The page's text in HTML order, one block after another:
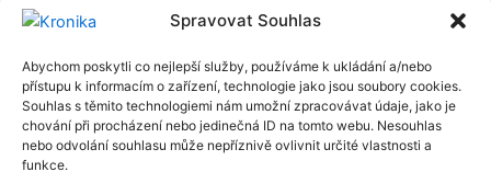
Spravovat Souhlas
Abychom poskytli co nejlepší služby, používáme k ukládání a/nebo
přístupu k informacím o zařízení, technologie jako jsou soubory cookies.
Souhlas s těmito technologiemi nám umožní zpracovávat údaje, jako je
chování při procházení nebo jedinečná ID na tomto webu. Nesouhlas
nebo odvolání souhlasu může nepříznivě ovlivnit určité vlastnosti a
funkce.